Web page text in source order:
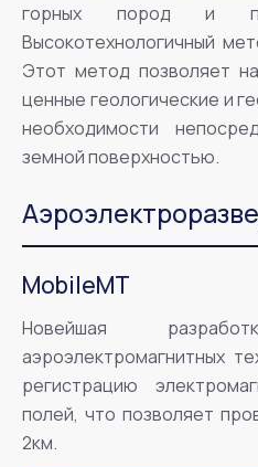
горных пород и
Высокотехнологичный
Этот метод позволяет
ценные геологические и
необходимости
земной поверхностью.
MobileMT
Новейшая
аэроэлектромагнитных
регистрацию
полей, что позволяет
2км.